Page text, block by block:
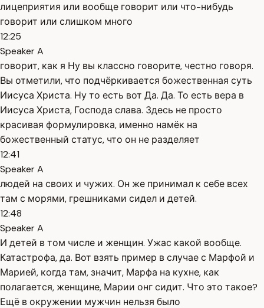
лицеприятия или вообще говорит или что-нибудь
говорит или слишком много
12:25
Speaker A
говорит, как я Ну вы классно говорите, честно говоря.
Вы отметили, что подчёркивается божественная суть
Иисуса Христа. Ну то есть вот Да. Да. То есть вера в
Иисуса Христа, Господа слава. Здесь не просто
красивая формулировка, именно намёк на
божественный статус, что он не разделяет
12:41
Speaker A
людей на своих и чужих. Он же принимал к себе всех
там с морями, грешниками сидел и детей.
12:48
Speaker A
И детей в том числе и женщин. Ужас какой вообще.
Катастрофа, да. Вот взять пример в случае с Марфой и
Марией, когда там, значит, Марфа на кухне, как
полагается, женщине, Марии онг сидит. Что это такое?
Ещё в окружении мужчин нельзя было